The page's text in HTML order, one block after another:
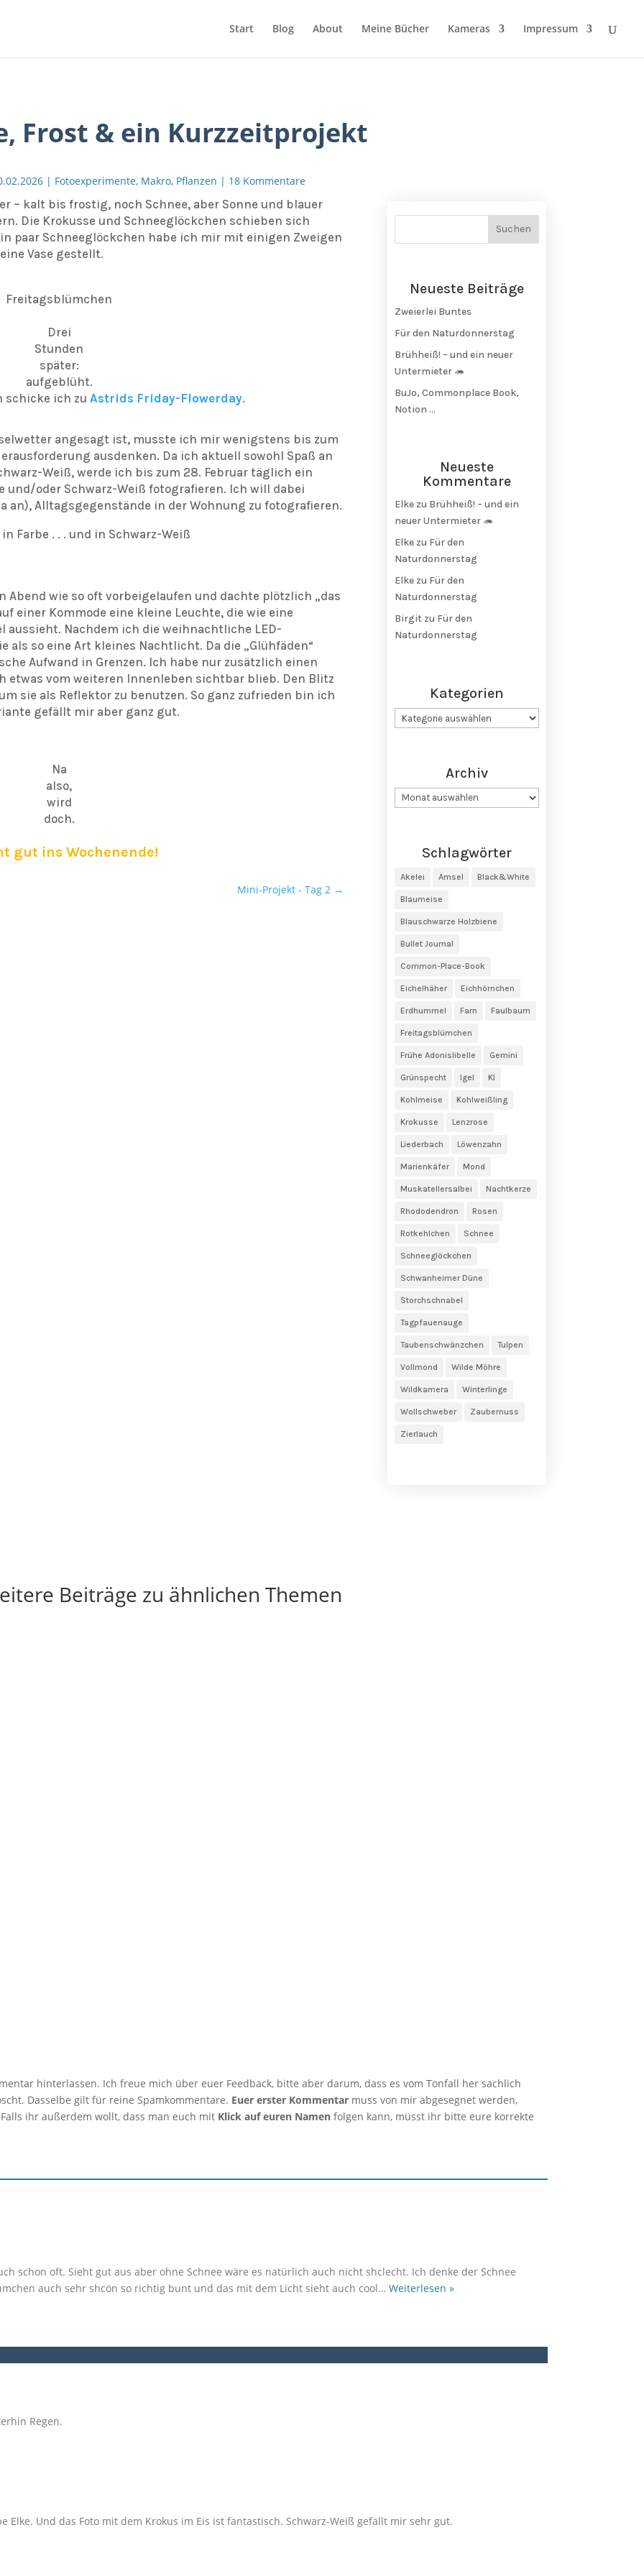
Start Blog About Meine Bücher Kameras Impressum
Frost & ein Kurzzeitprojekt
| Fotoexperimente, Makro, Pflanzen | 18 Kommentare
– kalt bis frostig, noch Schnee, aber Sonne und blauer
Die Krokusse und Schneeglöckchen schieben sich
paar Schneeglöckchen habe ich mir mit einigen Zweigen
Vase gestellt.
Freitagsblümchen
Drei
Stunden
später:
aufgeblüht.
schicke ich zu Astrids Friday-Flowerday.
angesagt ist, musste ich mir wenigstens bis zum
ausdenken. Da ich aktuell sowohl Spaß an
Weiß, werde ich bis zum 28. Februar täglich ein
und/oder Schwarz-Weiß fotografieren. Ich will dabei
an), Alltagsgegenstände in der Wohnung zu fotografieren.
in Farbe . . . und in Schwarz-Weiß
wie so oft vorbeigelaufen und dachte plötzlich „das
einer Kommode eine kleine Leuchte, die wie eine
aussieht. Nachdem ich die weihnachtliche LED-
als so eine Art kleines Nachtlicht. Da die „Glühfäden“
Aufwand in Grenzen. Ich habe nur zusätzlich einen
etwas vom weiteren Innenleben sichtbar blieb. Den Blitz
sie als Reflektor zu benutzen. So ganz zufrieden bin ich
gefällt mir aber ganz gut.
Na
also,
wird
doch.
gut ins Wochenende!
Mini-Projekt - Tag 2 →
Neueste Beiträge
Zweierlei Buntes
Für den Naturdonnerstag
Brühheiß! – und ein neuer
Untermieter 🦔
BuJo, Commonplace Book,
Notion …
Neueste
Kommentare
Elke zu Brühheiß! – und ein
neuer Untermieter 🦔
Elke zu Für den
Naturdonnerstag
Elke zu Für den
Naturdonnerstag
Birgit zu Für den
Naturdonnerstag
Kategorien
Kategorien
Archiv
Archiv
Schlagwörter
Akelei Amsel Black&White
Blaumeise
Blauschwarze Holzbiene
Bullet Journal
Common-Place-Book
Eichelhäher Eichhörnchen
Erdhummel Farn Faulbaum
Freitagsblümchen
Frühe Adonislibelle Gemini
Grünspecht Igel KI
Kohlmeise Kohlweißling
Krokusse Lenzrose
Liederbach Löwenzahn
Marienkäfer Mond
Muskatellersalbei Nachtkerze
Rhododendron Rosen
Rotkehlchen Schnee
Schneeglöckchen
Schwanheimer Düne
Storchschnabel
Tagpfauenauge
Taubenschwänzchen Tulpen
Vollmond Wilde Möhre
Wildkamera Winterlinge
Wollschweber Zaubernuss
Zierlauch
Beiträge zu ähnlichen Themen
hinterlassen. Ich freue mich über euer Feedback, bitte aber darum, dass es vom Tonfall her sachlich
Dasselbe gilt für reine Spamkommentare. Euer erster Kommentar muss von mir abgesegnet werden,
ihr außerdem wollt, dass man euch mit Klick auf euren Namen folgen kann, müsst ihr bitte eure korrekte
schon oft. Sieht gut aus aber ohne Schnee wäre es natürlich auch nicht shclecht. Ich denke der Schnee
auch sehr shcön so richtig bunt und das mit dem Licht sieht auch cool…Weiterlesen »
Regen.
Elke. Und das Foto mit dem Krokus im Eis ist fantastisch. Schwarz-Weiß gefällt mir sehr gut.